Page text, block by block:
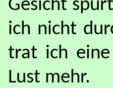
Gesicht
ich nicht
trat ich
Lust mehr.